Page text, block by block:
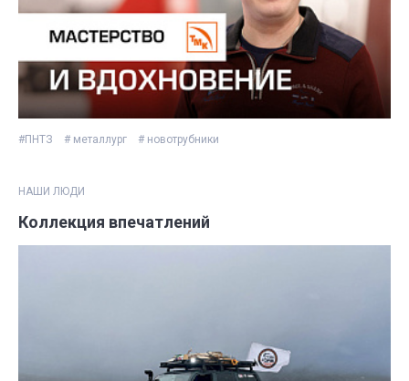
#ПНТЗ # металлург # новотрубники
НАШИ ЛЮДИ
Коллекция впечатлений